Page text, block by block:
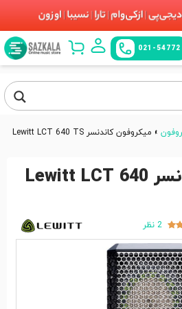
021-54772
» میکروفون کاندنسر Lewitt LCT 640 TS
میکروفون کاندنسر Lewitt LCT 640
2 نظر